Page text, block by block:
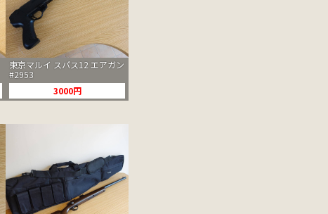
東京マルイ スパス12 エアガン
#2953
3000円